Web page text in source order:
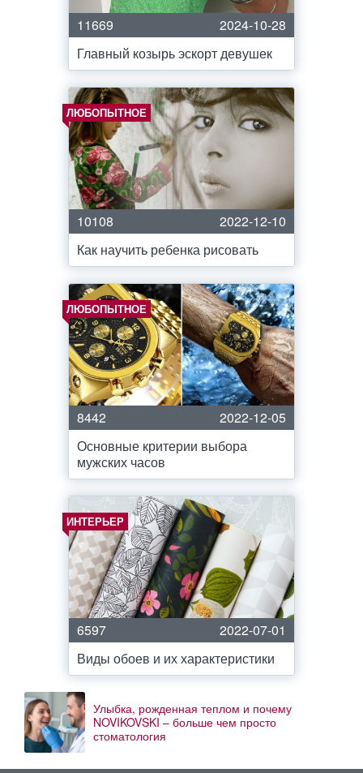
11669
2024-10-28
Главный козырь эскорт девушек
ЛЮБОПЫТНОЕ
10108
2022-12-10
Как научить ребенка рисовать
ЛЮБОПЫТНОЕ
8442
2022-12-05
Основные критерии выбора
мужских часов
ИНТЕРЬЕР
6597
2022-07-01
Виды обоев и их характеристики
Улыбка, рожденная теплом и почему
NOVIKOVSKI – больше чем просто
стоматология